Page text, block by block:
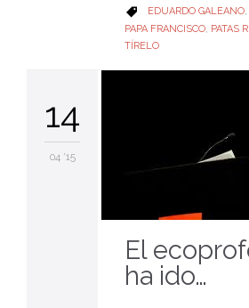
 CATEGORY
EDUARDO GALEANO,
PAPA FRANCISCO PATAS
TÍRELO
14
04 '15
El
ha ido…